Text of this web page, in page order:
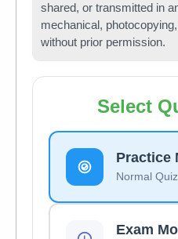
shared, or transmitted in
mechanical,
without prior permission.
Select
Practice
Normal
Exam